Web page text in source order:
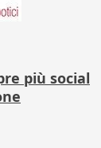
più social